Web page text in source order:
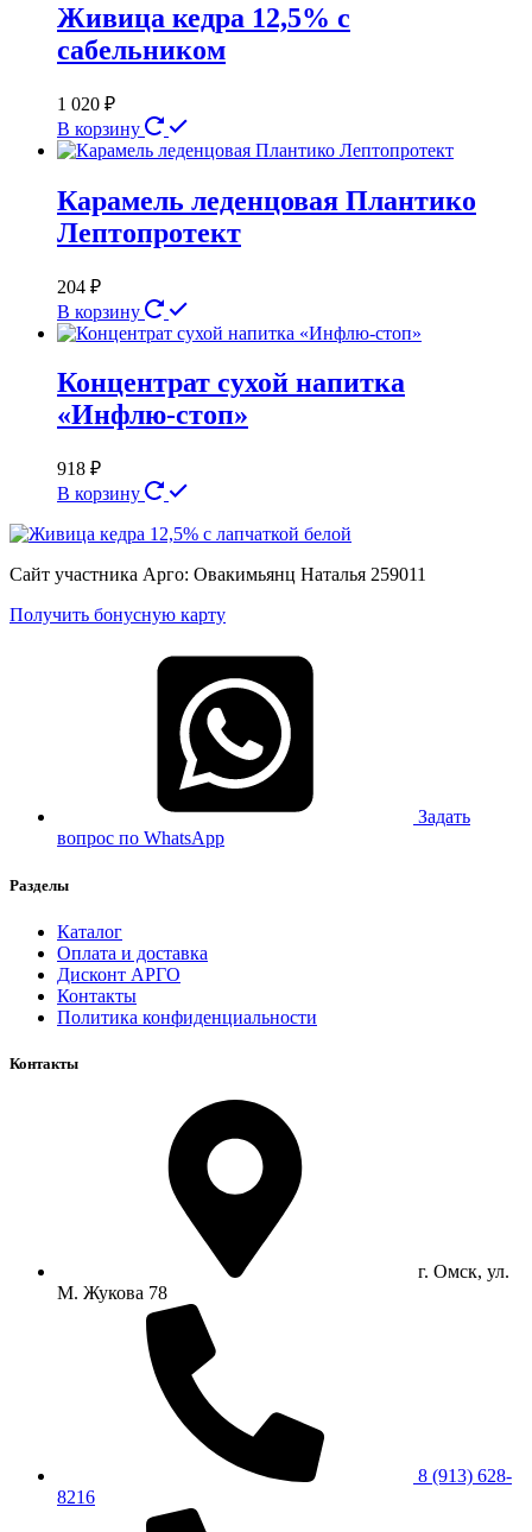
Живица кедра 12,5% с
сабельником
1 020 ₽
В корзину
Карамель леденцовая Плантико
Лептопротект
204 ₽
В корзину
Концентрат сухой напитка
«Инфлю-стоп»
918 ₽
В корзину
Сайт участника Арго: Овакимьянц Наталья 259011
Получить бонусную карту
Задать
вопрос по WhatsApp
Разделы
Каталог
Оплата и доставка
Дисконт АРГО
Контакты
Политика конфиденциальности
Контакты
г. Омск, ул.
М. Жукова 78
8 (913) 628-
8216